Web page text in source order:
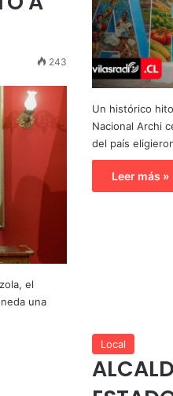
Un histórico
Nacional Archi
del país
Leer más »
243
el
una
Local